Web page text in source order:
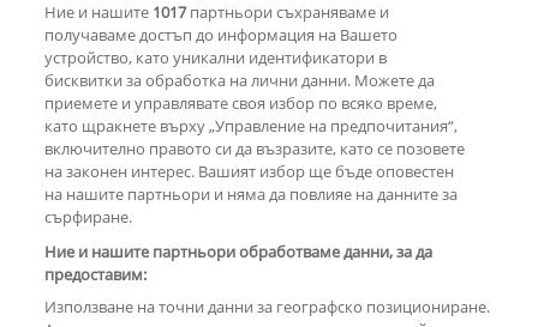
за раздялата с Дара?
РЕКЛАМА
КОМЕНТАРИ
Ние и нашите 1017партньори съхраняваме и
получаваме достъп до информация на Вашето
устройство, като уникални идентификатори в
бисквитки за обработка на лични данни. Можете да
приемете и управлявате своя избор по всяко време,
като щракнете върху „Управление на предпочитания“,
включително правото си да възразите, като се позовете
на законен интерес. Вашият избор ще бъде оповестен
на нашите партньори и няма да повлияе на данните за
сърфиране.
Ние и нашите партньори обработваме данни, за да
предоставим:
Използване на точни данни за географско позициониране.